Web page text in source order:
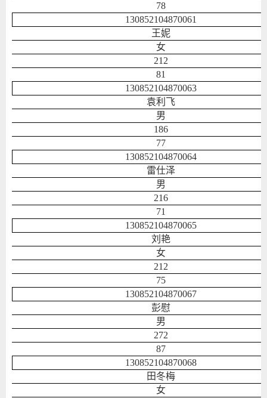
78
130852104870061
王妮
女
212
81
130852104870063
袁利飞
男
186
77
130852104870064
雷仕泽
男
216
71
130852104870065
刘艳
女
212
75
130852104870067
彭慰
男
272
87
130852104870068
田冬梅
女